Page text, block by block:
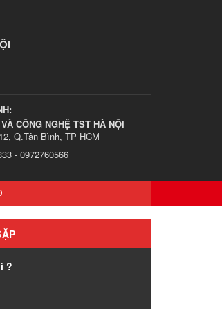
CÔNG NGHỆ TST HÀ NỘI
Q.Tân Bình, TP HCM
- 0972760566
?